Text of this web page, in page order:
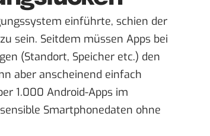
einführte, schien der
sein. Seitdem müssen Apps bei
(Standort, Speicher etc.) den
aber anscheinend einfach
1.000 Android-Apps im
Smartphonedaten ohne